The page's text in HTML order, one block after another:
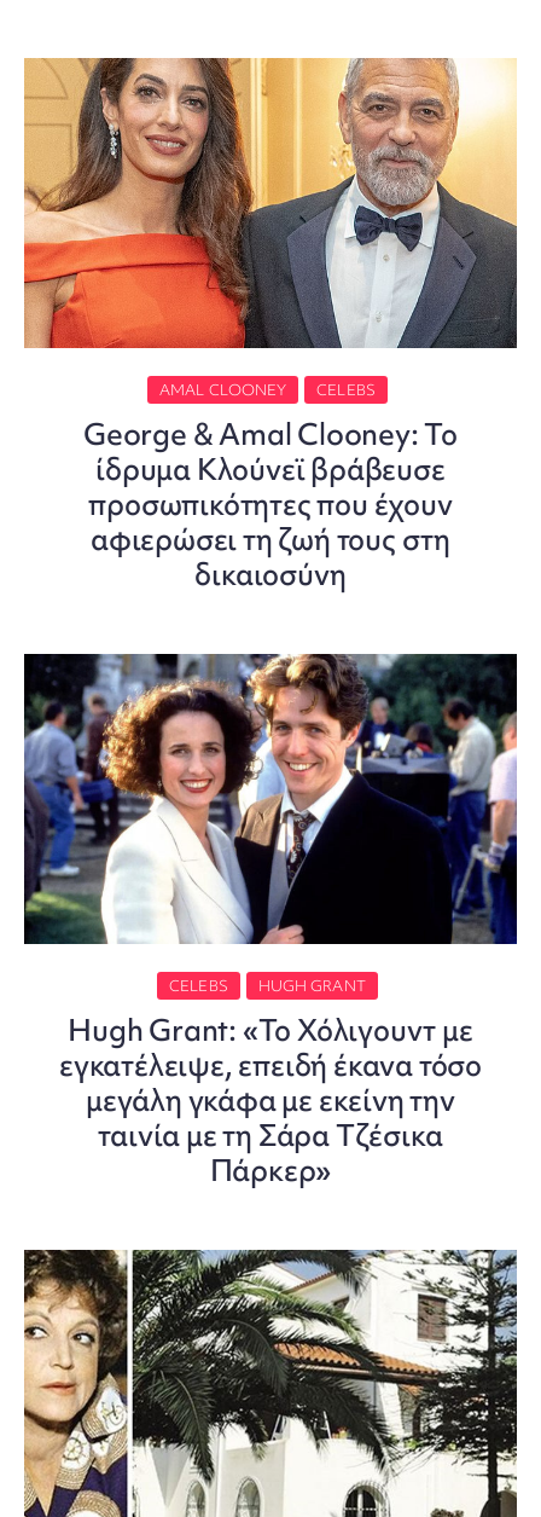
AMAL CLOONEY CELEBS
George & Amal Clooney: Το
ίδρυμα Κλούνεϊ βράβευσε
προσωπικότητες που έχουν
αφιερώσει τη ζωή τους στη
δικαιοσύνη
CELEBS HUGH GRANT
Hugh Grant: «Το Χόλιγουντ με
εγκατέλειψε, επειδή έκανα τόσο
μεγάλη γκάφα με εκείνη την
ταινία με τη Σάρα Τζέσικα
Πάρκερ»